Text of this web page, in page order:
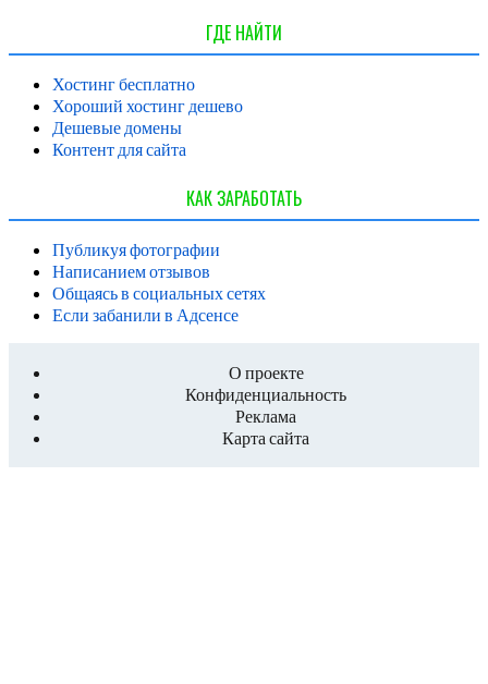
ГДЕ НАЙТИ
Хостинг бесплатно
Хороший хостинг дешево
Дешевые домены
Контент для сайта
КАК ЗАРАБОТАТЬ
Публикуя фотографии
Написанием отзывов
Общаясь в социальных сетях
Если забанили в Адсенсе
О проекте
Конфиденциальность
Реклама
Карта сайта